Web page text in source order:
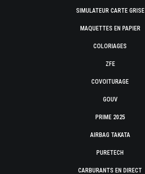
SIMULATEUR CARTE GRISE
MAQUETTES EN PAPIER
COLORIAGES
ZFE
COVOITURAGE
GOUV
PRIME 2025
AIRBAG TAKATA
PURETECH
CARBURANTS EN DIRECT